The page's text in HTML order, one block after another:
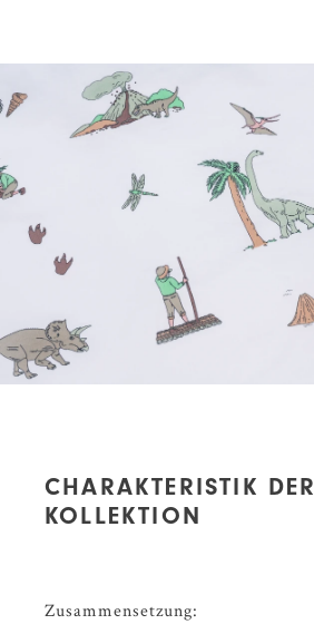
CHARAKTERISTIK DER
KOLLEKTION
Zusammensetzung: